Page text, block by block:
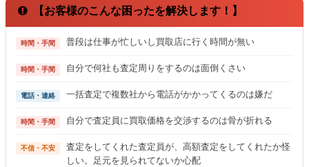
【お客様のこんな困ったを解決します！】
時間・手間 普段は仕事が忙しいし買取店に行く時間が無い
時間・手間 自分で何社も査定周りをするのは面倒くさい
電話・連絡 一括査定で複数社から電話がかかってくるのは嫌だ
時間・手間 自分で査定員に買取価格を交渉するのは骨が折れる
不信・不安
査定をしてくれた査定員が、高額査定をしてくれたか怪
しい。足元を見られてないか心配